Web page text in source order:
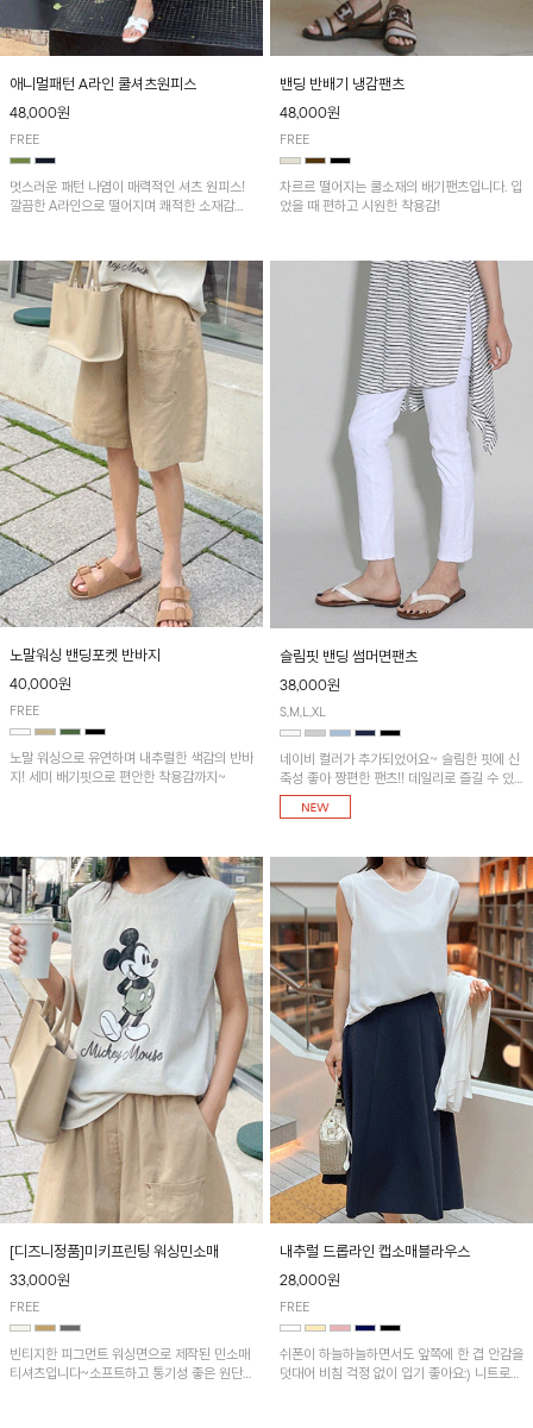
애니멀패턴 A라인 쿨셔츠원피스
48,000원
FREE
멋스러운 패턴 나염이 매력적인 셔츠 원피스!
깔끔한 A라인으로 떨어지며 쾌적한 소재감으
밴딩 반배기 냉감팬츠
48,000원
FREE
차르르 떨어지는 쿨소재의 배기팬츠입니다. 입
었을 때 편하고 시원한 착용감!
노말워싱 밴딩포켓 반바지
40,000원
FREE
노말 워싱으로 유연하며 내추럴한 색감의 반바
지! 세미 배기핏으로 편안한 착용감까지~
슬림핏 밴딩 썸머면팬츠
38,000원
S,M,L,XL
네이비 컬러가 추가되었어요~ 슬림한 핏에 신
축성 좋아 짱편한 팬츠!! 데일리로 즐길 수 있
는 기본 컬러들로 준비했어요~
[디즈니정품]미키프린팅 워싱민소매
33,000원
FREE
빈티지한 피그먼트 워싱면으로 제작된 민소매
티셔츠입니다~소프트하고 통기성 좋은 원단
내추럴 드롭라인 캡소매블라우스
28,000원
FREE
쉬폰이 하늘하늘하면서도 앞쪽에 한 겹 안감을
덧대어 비침 걱정 없이 입기 좋아요:) 니트로